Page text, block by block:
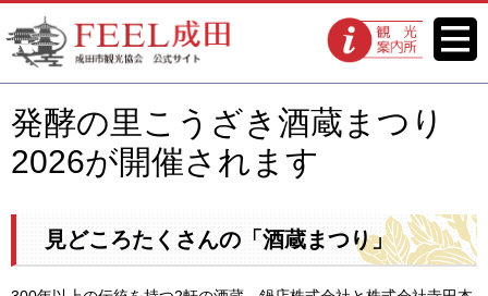
FEEL成田 成田市観光協会 公式
サイト
観光案内所
メニ
ュー
発酵の里こうざき酒蔵まつり
2026が開催されます
見どころたくさんの「酒蔵まつり」